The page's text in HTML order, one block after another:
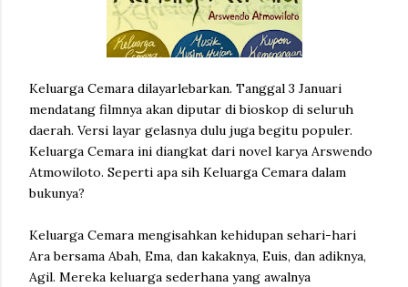
Keluarga Cemara dilayarlebarkan. Tanggal 3 Januari
mendatang filmnya akan diputar di bioskop di seluruh
daerah. Versi layar gelasnya dulu juga begitu populer.
Keluarga Cemara ini diangkat dari novel karya Arswendo
Atmowiloto. Seperti apa sih Keluarga Cemara dalam
bukunya?
Keluarga Cemara mengisahkan kehidupan sehari-hari
Ara bersama Abah, Ema, dan kakaknya, Euis, dan adiknya,
Agil. Mereka keluarga sederhana yang awalnya